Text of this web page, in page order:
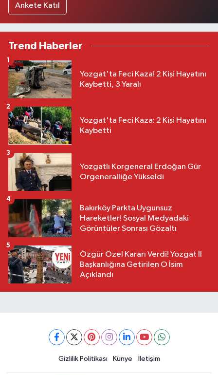
Ankete Katıl
Trend Haberler
Yozgat'ta Feci Kaza! 2 Kişi Hayatını
Kaybetti, 3 Yaralı
1
Yozgat'ta Feci Kaza: 2 Kişi Hayatını
Kaybetti
2
Yozgatlı Korgeneral Erdoğan Gür
Orgeneralliğe Yükseldi
3
Bakırköy Parkta Uygunsuz
Hareketler! Sosyal Medyadaki
Görüntüler Sonrası Gözaltı
4
Özgür Özel Kararı Verdi! Yozgat İl
Başkanlığına Getirilen O İsim
Açıklandı
5
Gizlilik Politikası Künye İletişim